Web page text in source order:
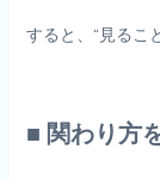
すると、“見るこ
■ 関わり方